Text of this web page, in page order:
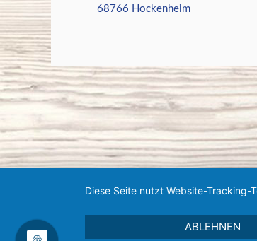
68766 Hockenheim
Diese Seite nutzt Website-
ABLEHNEN